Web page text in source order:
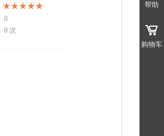
0
0 次
帮助
购物车